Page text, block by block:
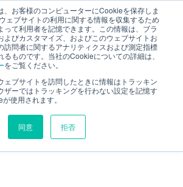
、お客様のコンピューターにCookieを保存しま
ェブサイトの利用に関する情報を収集するため
って利用者を記憶できます。この情報は、ブラ
よびカスタマイズ、およびこのウェブサイトお
訪問者に関するアナリティクスおよび測定指標
るものです。当社のCookieについての詳細は、
をご覧ください。
ェブサイトを訪問したときに情報はトラッキン
ザーではトラッキングを行わない設定を記憶す
使用されます。
同意 拒否
RX Web API ヘルプ
ス
system
し
トカテゴリ一覧